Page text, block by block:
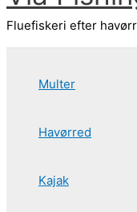
Fluefiskeri efter
Multer
Havørred
Kajak